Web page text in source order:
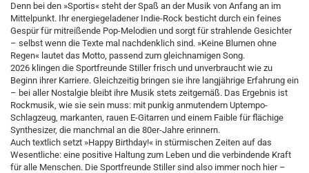
Denn bei den »Sportis« steht der Spaß an der Musik von Anfang an im
Mittelpunkt. Ihr energiegeladener Indie-Rock besticht durch ein feines
Gespür für mitreißende Pop-Melodien und sorgt für strahlende Gesichter
– selbst wenn die Texte mal nachdenklich sind. »Keine Blumen ohne
Regen« lautet das Motto, passend zum gleichnamigen Song.
2026 klingen die Sportfreunde Stiller frisch und unverbraucht wie zu
Beginn ihrer Karriere. Gleichzeitig bringen sie ihre langjährige Erfahrung ein
– bei aller Nostalgie bleibt ihre Musik stets zeitgemäß. Das Ergebnis ist
Rockmusik, wie sie sein muss: mit punkig anmutendem Uptempo-
Schlagzeug, markanten, rauen E-Gitarren und einem Faible für flächige
Synthesizer, die manchmal an die 80er-Jahre erinnern.
Auch textlich setzt »Happy Birthday!« in stürmischen Zeiten auf das
Wesentliche: eine positive Haltung zum Leben und die verbindende Kraft
für alle Menschen. Die Sportfreunde Stiller sind also immer noch hier –